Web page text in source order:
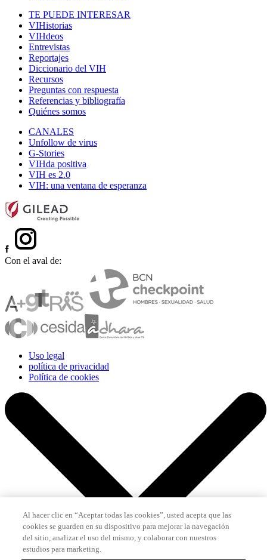
TE PUEDE INTERESAR
VIHistorias
VIHdeos
Entrevistas
Reportajes
Diccionario del VIH
Recursos
Preguntas con respuesta
Referencias y bibliografía
Quiénes somos
CANALES
Unfollow de virus
G-Stories
VIHda positiva
VIH es 2.0
VIH: una ventana de esperanza
Con el aval de:
Uso legal
política de privacidad
Política de cookies
Al hacer clic en “Aceptar todas las cookies”, usted acepta que las
cookies se guarden en su dispositivo para mejorar la navegación
del sitio, analizar el uso del mismo, y colaborar con nuestros
estudios para marketing.